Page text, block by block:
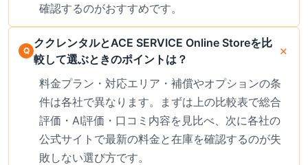
確認するのがおすすめです。
ククレンタルとACE SERVICE Online Storeを比
較して選ぶときのポイントは？
料金プラン・対応エリア・補償やオプションの条
件は各社で異なります。まずは上の比較表で総合
評価・AI評価・口コミ内容を見比べ、次に各社の
公式サイトで最新の料金と在庫を確認するのが失
敗しない選び方です。